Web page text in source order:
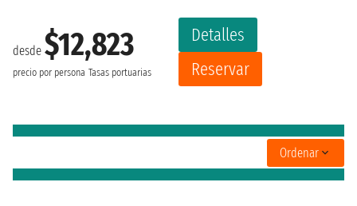
desde $12,823
precio por persona Tasas portuarias
Detalles
Reservar
Ordenar